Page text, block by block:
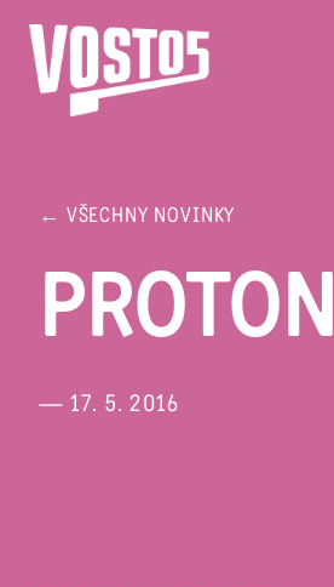
← VŠECHNY NOVINKY
— 17. 5. 2016